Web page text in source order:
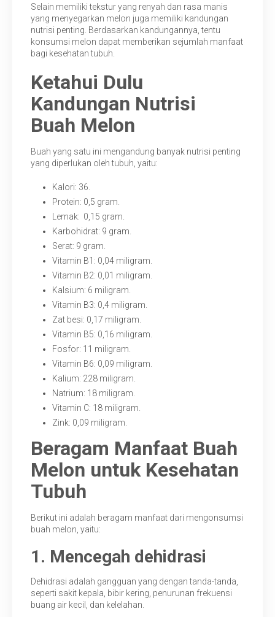
Selain memiliki tekstur yang renyah dan rasa manis
yang menyegarkan melon juga memiliki kandungan
nutrisi penting. Berdasarkan kandungannya, tentu
konsumsi melon dapat memberikan sejumlah manfaat
bagi kesehatan tubuh.
Ketahui Dulu
Kandungan Nutrisi
Buah Melon
Buah yang satu ini mengandung banyak nutrisi penting
yang diperlukan oleh tubuh, yaitu:
Kalori: 36.
Protein: 0,5 gram.
Lemak: 0,15 gram.
Karbohidrat: 9 gram.
Serat: 9 gram.
Vitamin B1: 0,04 miligram.
Vitamin B2: 0,01 miligram.
Kalsium: 6 miligram.
Vitamin B3: 0,4 miligram.
Zat besi: 0,17 miligram.
Vitamin B5: 0,16 miligram.
Fosfor: 11 miligram.
Vitamin B6: 0,09 miligram.
Kalium: 228 miligram.
Natrium: 18 miligram.
Vitamin C: 18 miligram.
Zink: 0,09 miligram.
Beragam Manfaat Buah
Melon untuk Kesehatan
Tubuh
Berikut ini adalah beragam manfaat dari mengonsumsi
buah melon, yaitu:
1. Mencegah dehidrasi
Dehidrasi adalah gangguan yang dengan tanda-tanda,
seperti sakit kepala, bibir kering, penurunan frekuensi
buang air kecil, dan kelelahan.